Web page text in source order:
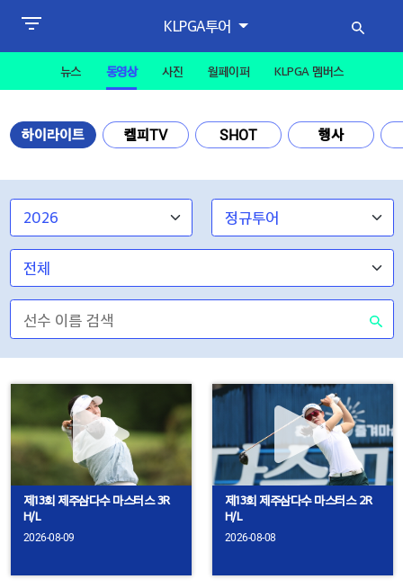
KLPGA투어
뉴스 동영상 사진 월페이퍼 KLPGA 멤버스
하이라이트 켈피TV SHOT 행사
제13회 제주삼다수 마스터스 3R
H/L
2026-08-09
제13회 제주삼다수 마스터스 2R
H/L
2026-08-08